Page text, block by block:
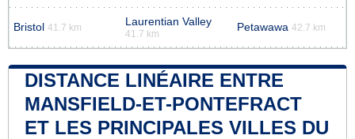
Bristol 41.7 km Laurentian Valley
41.7 km
Petawawa 42.7 km
DISTANCE LINÉAIRE ENTRE
MANSFIELD-ET-PONTEFRACT
ET LES PRINCIPALES VILLES DU